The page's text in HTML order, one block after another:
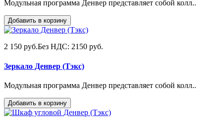
Модульная программа Денвер представляет собой колл..
Добавить в корзину
2 150 руб.Без НДС: 2150 руб.
Зеркало Денвер (Тэкс)
Модульная программа Денвер представляет собой колл..
Добавить в корзину